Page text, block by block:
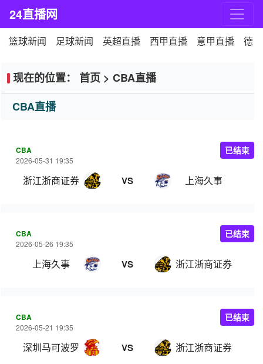
24直播网
篮球新闻 足球新闻 英超直播 西甲直播 意甲直播 德
现在的位置： 首页 > CBA直播
CBA直播
CBA
2026-05-31 19:35
浙江浙商证券 VS 上海久事
已结束
CBA
2026-05-26 19:35
上海久事 VS 浙江浙商证券
已结束
CBA
2026-05-21 19:35
深圳马可波罗 VS 浙江浙商证券
已结束